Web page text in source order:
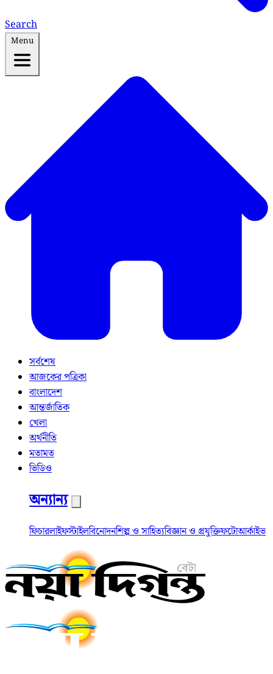
Search
Menu
সর্বশেষ
আজকের পত্রিকা
বাংলাদেশ
আন্তর্জাতিক
খেলা
অর্থনীতি
মতামত
ভিডিও
অন্যান্য
ফিচারলাইফস্টাইলবিনোদনশিল্প ও সাহিত্যবিজ্ঞান ও প্রযুক্তিফটোআর্কাইভ